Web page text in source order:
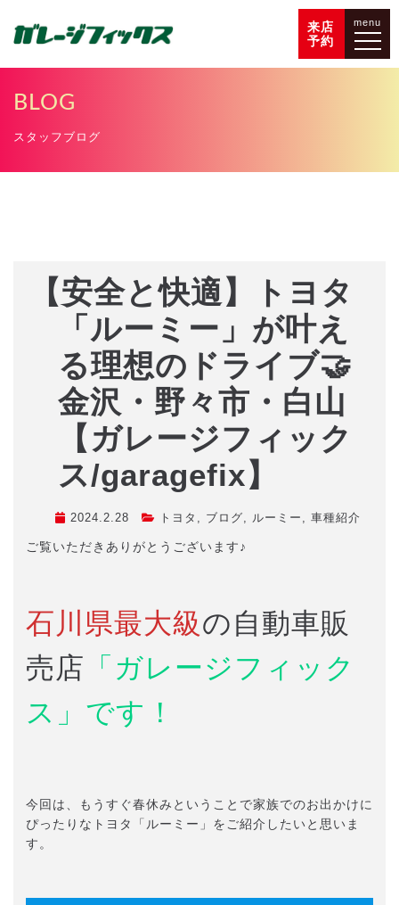
来店
予約
menu
BLOG
スタッフブログ
【安全と快適】トヨタ
「ルーミー」が叶え
る理想のドライブ🤝
金沢・野々市・白山
【ガレージフィック
ス/garagefix】
2024.2.28 トヨタ , ブログ, ルーミー , 車種紹介
ご覧いただきありがとうございます♪
石川県最大級の自動車販
売店 「ガレージフィック
ス」です！
今回は、もうすぐ春休みということで家族でのお出かけに
ぴったりなトヨタ「ルーミー」をご紹介したいと思いま
す。